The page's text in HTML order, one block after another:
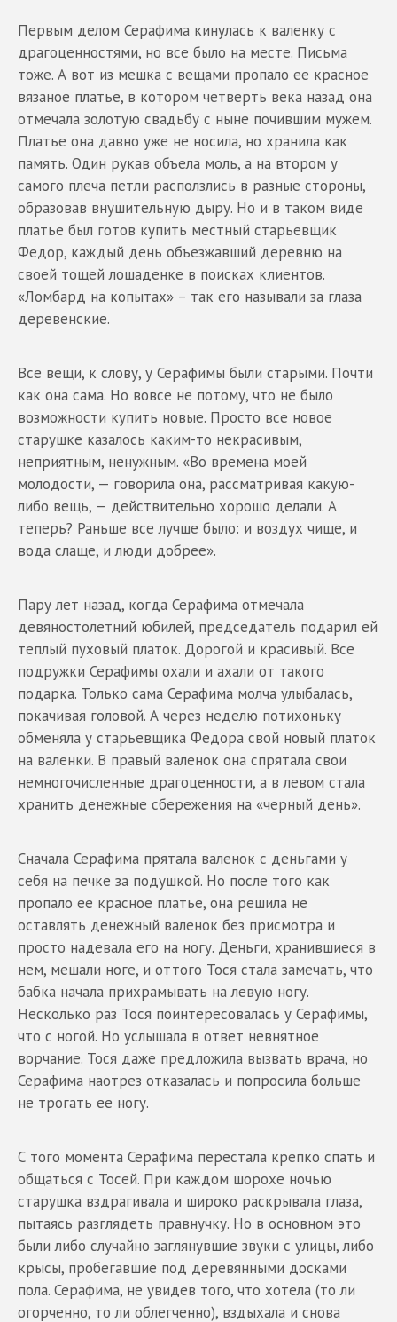
Первым делом Серафима кинулась к валенку с
драгоценностями, но все было на месте. Письма
тоже. А вот из мешка с вещами пропало ее красное
вязаное платье, в котором четверть века назад она
отмечала золотую свадьбу с ныне почившим мужем.
Платье она давно уже не носила, но хранила как
память. Один рукав объела моль, а на втором у
самого плеча петли расползлись в разные стороны,
образовав внушительную дыру. Но и в таком виде
платье был готов купить местный старьевщик
Федор, каждый день объезжавший деревню на
своей тощей лошаденке в поисках клиентов.
«Ломбард на копытах» – так его называли за глаза
деревенские.
Все вещи, к слову, у Серафимы были старыми. Почти
как она сама. Но вовсе не потому, что не было
возможности купить новые. Просто все новое
старушке казалось каким-то некрасивым,
неприятным, ненужным. «Во времена моей
молодости, — говорила она, рассматривая какую-
либо вещь, — действительно хорошо делали. А
теперь? Раньше все лучше было: и воздух чище, и
вода слаще, и люди добрее».
Пару лет назад, когда Серафима отмечала
девяностолетний юбилей, председатель подарил ей
теплый пуховый платок. Дорогой и красивый. Все
подружки Серафимы охали и ахали от такого
подарка. Только сама Серафима молча улыбалась,
покачивая головой. А через неделю потихоньку
обменяла у старьевщика Федора свой новый платок
на валенки. В правый валенок она спрятала свои
немногочисленные драгоценности, а в левом стала
хранить денежные сбережения на «черный день».
Сначала Серафима прятала валенок с деньгами у
себя на печке за подушкой. Но после того как
пропало ее красное платье, она решила не
оставлять денежный валенок без присмотра и
просто надевала его на ногу. Деньги, хранившиеся в
нем, мешали ноге, и оттого Тося стала замечать, что
бабка начала прихрамывать на левую ногу.
Несколько раз Тося поинтересовалась у Серафимы,
что с ногой. Но услышала в ответ невнятное
ворчание. Тося даже предложила вызвать врача, но
Серафима наотрез отказалась и попросила больше
не трогать ее ногу.
С того момента Серафима перестала крепко спать и
общаться с Тосей. При каждом шорохе ночью
старушка вздрагивала и широко раскрывала глаза,
пытаясь разглядеть правнучку. Но в основном это
были либо случайно заглянувшие звуки с улицы, либо
крысы, пробегавшие под деревянными досками
пола. Серафима, не увидев того, что хотела (то ли
огорченно, то ли облегченно), вздыхала и снова